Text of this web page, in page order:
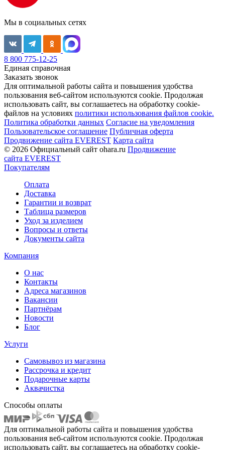
Мы в социальных сетях
8 800 775-12-25
Единая справочная
Заказать звонок
Для оптимальной работы сайта и повышения удобства
пользования веб-сайтом используются cookie. Продолжая
использовать сайт, вы соглашаетесь на обработку cookie-
файлов на условиях политики использования файлов cookie.
Политика обработки данных Согласие на уведомления
Пользовательское соглашение Публичная оферта
Продвижение сайта EVEREST Карта сайта
© 2026 Официальный сайт ohara.ru Продвижение
сайта EVEREST
Покупателям
Оплата
Доставка
Гарантии и возврат
Таблица размеров
Уход за изделием
Вопросы и ответы
Документы сайта
Компания
О нас
Контакты
Адреса магазинов
Вакансии
Партнёрам
Новости
Блог
Услуги
Самовывоз из магазина
Рассрочка и кредит
Подарочные карты
Аквачистка
Способы оплаты
Для оптимальной работы сайта и повышения удобства
пользования веб-сайтом используются cookie. Продолжая
использовать сайт, вы соглашаетесь на обработку cookie-